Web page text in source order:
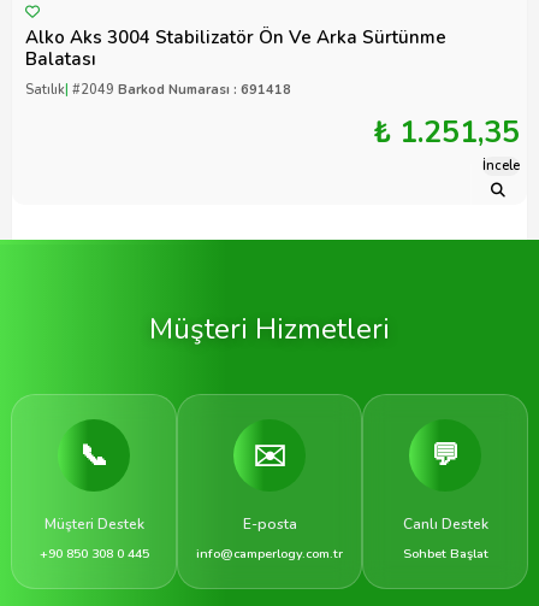
Alko Aks 3004 Stabilizatör Ön Ve Arka Sürtünme
Balatası
Satılık| #2049 Barkod Numarası : 691418
₺ 1.251,35
İncele
Müşteri Hizmetleri
📞
Müşteri Destek
+90 850 308 0 445
✉️
E-posta
info@camperlogy.com.tr
💬
Canlı Destek
Sohbet Başlat